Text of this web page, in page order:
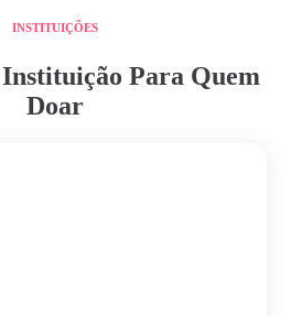
INSTITUIÇÕES
Para Quem
Doar